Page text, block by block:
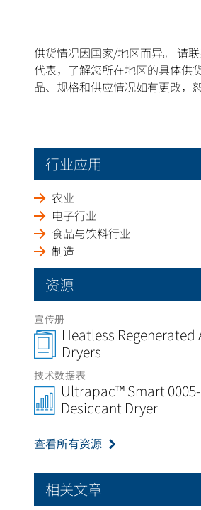
供货情况因国家/地区而异。 请
代表，了解您所在地区的具体供
品、规格和供应情况如有更改，
行业应用
农业
电子行业
食品与饮料行业
制造
资源
宣传册
Heatless
Dryers
技术数据表
Ultrapac™ Smart
Desiccant Dryer
查看所有资源
相关文章